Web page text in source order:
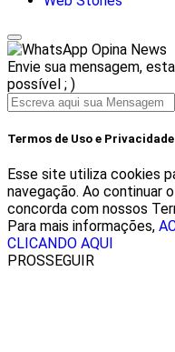
Opina News
Envie sua mensagem,
possível ; )
Termos de Uso e Privacidade
Esse site utiliza cookies
navegação. Ao continuar
concorda com nossos
Para mais informações,
CLICANDO AQUI
PROSSEGUIR